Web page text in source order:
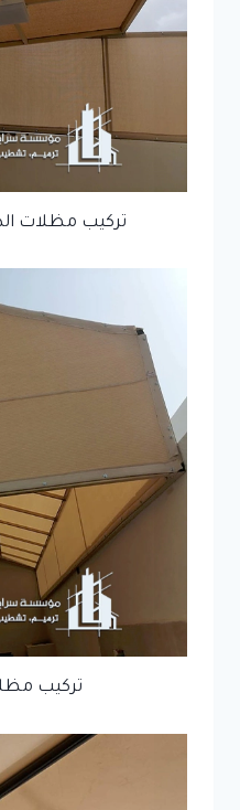
تركيب مظلات
تركيب